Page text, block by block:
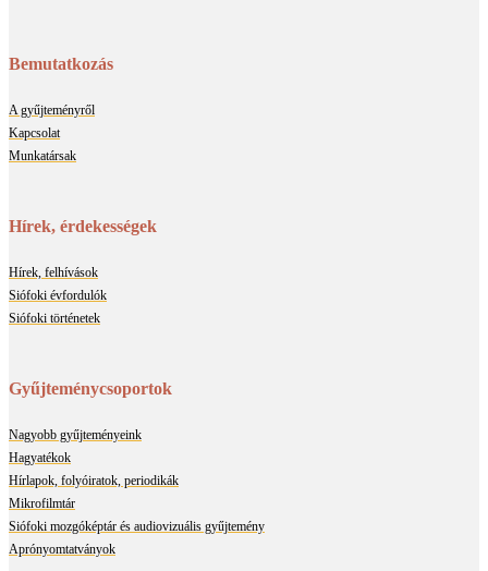
Bemutatkozás
A gyűjteményről
Kapcsolat
Munkatársak
Hírek, érdekességek
Hírek, felhívások
Siófoki évfordulók
Siófoki történetek
Gyűjteménycsoportok
Nagyobb gyűjteményeink
Hagyatékok
Hírlapok, folyóiratok, periodikák
Mikrofilmtár
Siófoki mozgóképtár és audiovizuális gyűjtemény
Aprónyomtatványok